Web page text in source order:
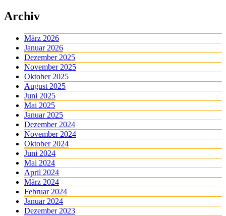
Archiv
März 2026
Januar 2026
Dezember 2025
November 2025
Oktober 2025
August 2025
Juni 2025
Mai 2025
Januar 2025
Dezember 2024
November 2024
Oktober 2024
Juni 2024
Mai 2024
April 2024
März 2024
Februar 2024
Januar 2024
Dezember 2023